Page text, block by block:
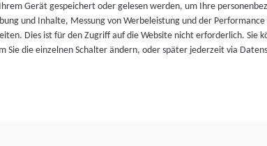
Gerät gespeichert oder gelesen werden, um Ihre
und Inhalte, Messung von Werbeleistung und der
Dies ist für den Zugriff auf die Website nicht erforderlich. Sie
Sie die einzelnen Schalter ändern, oder später jederzeit via